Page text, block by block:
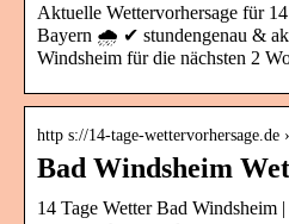
Aktuelle Wettervorhersage für
Bayern 🌧️ ✔ stundengenau &
Windsheim für die nächsten 2
http s://14-tage-wettervorhersage.de
Bad Windsheim
14 Tage Wetter Bad Windsheim